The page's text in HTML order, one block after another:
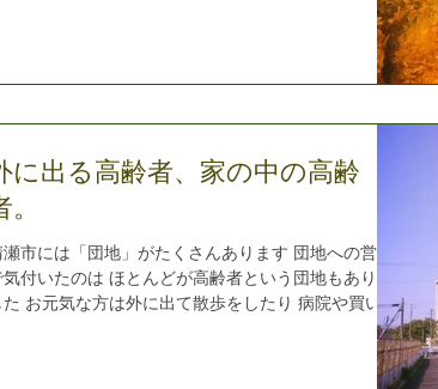
に出る高齢者、家の中の高齢
瀬市には「団地」がたくさんあります 団地への営業
気付いたのは ほとんどが高齢者という団地もありま
た お元気な方は外に出て散歩をしたり 病院や買い物
出かけていましたが 実際にお話を聞くと やはり生活